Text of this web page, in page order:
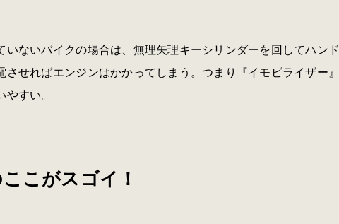
ないバイクの場合は、無理矢理キーシリンダーを回してハンド
せればエンジンはかかってしまう。つまり『イモビライザー』
すい。
こがスゴイ！